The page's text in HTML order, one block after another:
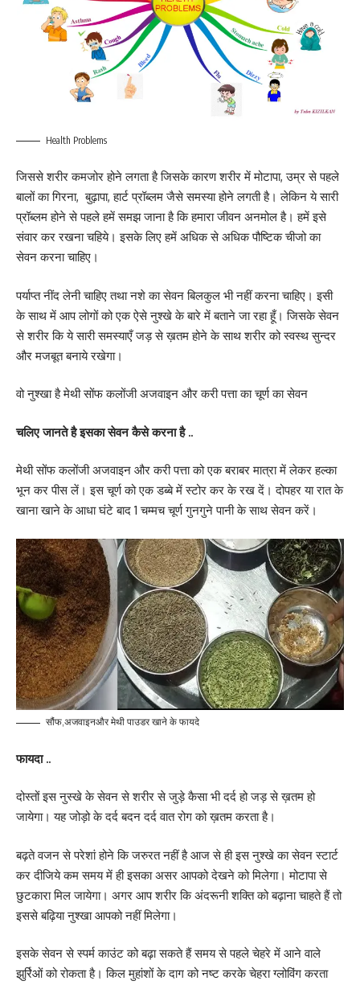
Health Problems
जिससे शरीर कमजोर होने लगता है जिसके कारण शरीर में मोटापा, उम्र से पहले
बालों का गिरना, बुढ़ापा, हार्ट प्रॉब्लम जैसे समस्या होने लगती है। लेकिन ये सारी
प्रॉब्लम होने से पहले हमें समझ जाना है कि हमारा जीवन अनमोल है। हमें इसे
संवार कर रखना चहिये। इसके लिए हमें अधिक से अधिक पौष्टिक चीजो का
सेवन करना चाहिए।
पर्याप्त नींद लेनी चाहिए तथा नशे का सेवन बिलकुल भी नहीं करना चाहिए। इसी
के साथ में आप लोगों को एक ऐसे नुश्खे के बारे में बताने जा रहा हूँ। जिसके सेवन
से शरीर कि ये सारी समस्याएँ जड़ से ख़तम होने के साथ शरीर को स्वस्थ सुन्दर
और मजबूत बनाये रखेगा।
वो नुश्खा है मेथी सोंफ कलोंजी अजवाइन और करी पत्ता का चूर्ण का सेवन
चलिए जानते है इसका सेवन कैसे करना है ..
मेथी सोंफ कलोंजी अजवाइन और करी पत्ता को एक बराबर मात्रा में लेकर हल्का
भून कर पीस लें। इस चूर्ण को एक डब्बे में स्टोर कर के रख दें। दोपहर या रात के
खाना खाने के आधा घंटे बाद 1 चम्मच चूर्ण गुनगुने पानी के साथ सेवन करें।
सौंफ,अजवाइनऔर मेथी पाउडर खाने के फायदे
फायदा ..
दोस्तों इस नुस्खे के सेवन से शरीर से जुड़े कैसा भी दर्द हो जड़ से ख़तम हो
जायेगा। यह जोड़ो के दर्द बदन दर्द वात रोग को ख़तम करता है।
बढ़ते वजन से परेशां होने कि जरुरत नहीं है आज से ही इस नुश्खे का सेवन स्टार्ट
कर दीजिये कम समय में ही इसका असर आपको देखने को मिलेगा। मोटापा से
छुटकारा मिल जायेगा। अगर आप शरीर कि अंदरूनी शक्ति को बढ़ाना चाहते हैं तो
इससे बढ़िया नुश्खा आपको नहीं मिलेगा।
इसके सेवन से स्पर्म काउंट को बढ़ा सकते हैं समय से पहले चेहरे में आने वाले
झुर्रिओं को रोकता है। किल मुहांशों के दाग को नष्ट करके चेहरा ग्लोविंग करता